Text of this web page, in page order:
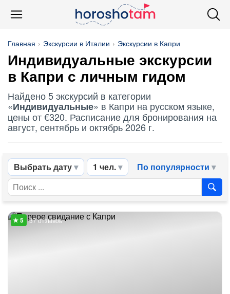
Главная Экскурсии в Италии Экскурсии в Капри
Индивидуальные экскурсии
в Капри с личным гидом
Найдено 5 экскурсий в категории
«Индивидуальные» в Капри на русском языке,
цены от €320. Расписание для бронирования на
август, сентябрь и октябрь 2026 г.
Выбрать дату 1 чел. По популярности
37 отзывов